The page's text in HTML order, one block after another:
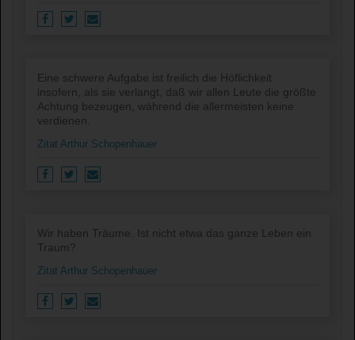
Eine schwere Aufgabe ist freilich die Höflichkeit
insofern, als sie verlangt, daß wir allen Leute die größte
Achtung bezeugen, während die allermeisten keine
verdienen.
Zitat Arthur Schopenhauer
Wir haben Träume. Ist nicht etwa das ganze Leben ein
Traum?
Zitat Arthur Schopenhauer